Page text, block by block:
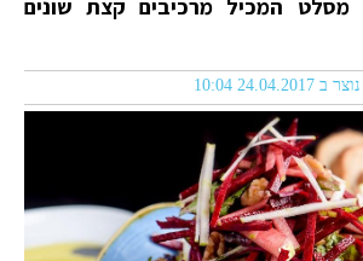
מסלט המכיל מרכיבים קצת שונים
נוצר ב 24.04.2017 10:04